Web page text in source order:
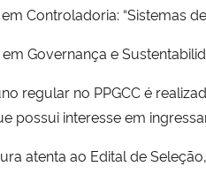
Controladoria: “Sistemas
Governança e
regular no PPGCC é
possui interesse em
atenta ao Edital de